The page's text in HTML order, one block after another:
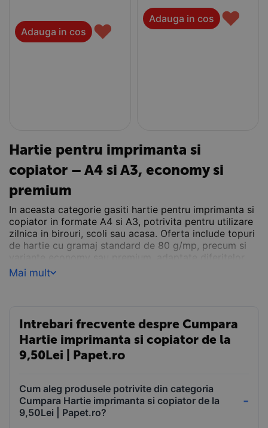
Hartie pentru imprimanta si
copiator – A4 si A3, economy si
premium
Mai mult
In aceasta categorie gasiti hartie pentru imprimanta si
copiator in formate A4 si A3, potrivita pentru utilizare
zilnica in birouri, scoli sau acasa. Oferta include topuri
de hartie cu gramaj standard de 80 g/mp, precum si
variante economy sau premium, adaptate diferitelor
volume de lucru. Hartia este compatibila cu
calitate superioara pentru materiale interne sau
prezentari, precum si optiuni pentru tiparire color.
Produsele sunt disponibile in topuri sau baxuri, pentru
uz casnic, profesional sau institutional. Selectati
formatul si gramajul potrivit pentru tipul de imprimare
Adauga in cos ♥
Adauga in cos ♥
Intrebari frecvente despre Cumpara
Hartie imprimanta si copiator de la
9,50Lei | Papet.ro
Cum aleg produsele potrivite din categoria
Cumpara Hartie imprimanta si copiator de la
9,50Lei | Papet.ro?